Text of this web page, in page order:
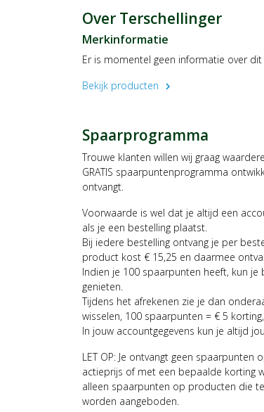
Over Terschellinger
Merkinformatie
Er is momentel geen informatie over
Bekijk producten
chevron_right
Spaarprogramma
Trouwe klanten willen wij graag
GRATIS spaarpuntenprogramma
ontvangt.
Voorwaarde is wel dat je altijd een
als je een bestelling plaatst.
Bij iedere bestelling ontvang je per
product kost € 15,25 en daarmee
Indien je 100 spaarpunten heeft, kun
genieten.
Tijdens het afrekenen zie je dan
wisselen, 100 spaarpunten = € 5
In jouw accountgegevens kun je altijd
LET OP: Je ontvangt geen
actieprijs of met een bepaalde korting
alleen spaarpunten op producten die
worden aangeboden.